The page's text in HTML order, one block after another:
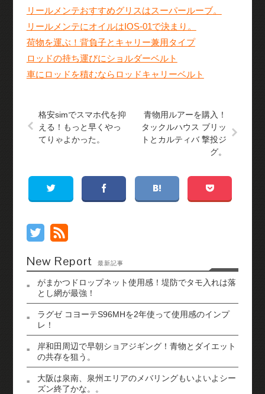
リールメンテおすすめグリスはスーパールーブ。
リールメンテにオイルはIOS-01で決まり。
荷物を運ぶ！背負子とキャリー兼用タイプ
ロッドの持ち運びにショルダーベルト
車にロッドを積むならロッドキャリーベルト
格安simでスマホ代を抑
える！もっと早くやっ
てりゃよかった。
青物用ルアーを購入！
タックルハウス ブリッ
トとカルティバ 撃投ジ
グ。
New Report 最新記事
がまかつドロップネット使用感！堤防でタモ入れは落
とし網が最強！
ラグゼ コヨーテS96MHを2年使って使用感のインプ
レ！
岸和田周辺で早朝ショアジギング！青物とダイエット
の共存を狙う。
大阪は泉南、泉州エリアのメバリングもいよいよシー
ズン終了かな。。